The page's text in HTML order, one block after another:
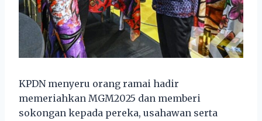
KPDN menyeru orang ramai hadir
memeriahkan MGM2025 dan memberi
sokongan kepada pereka, usahawan serta